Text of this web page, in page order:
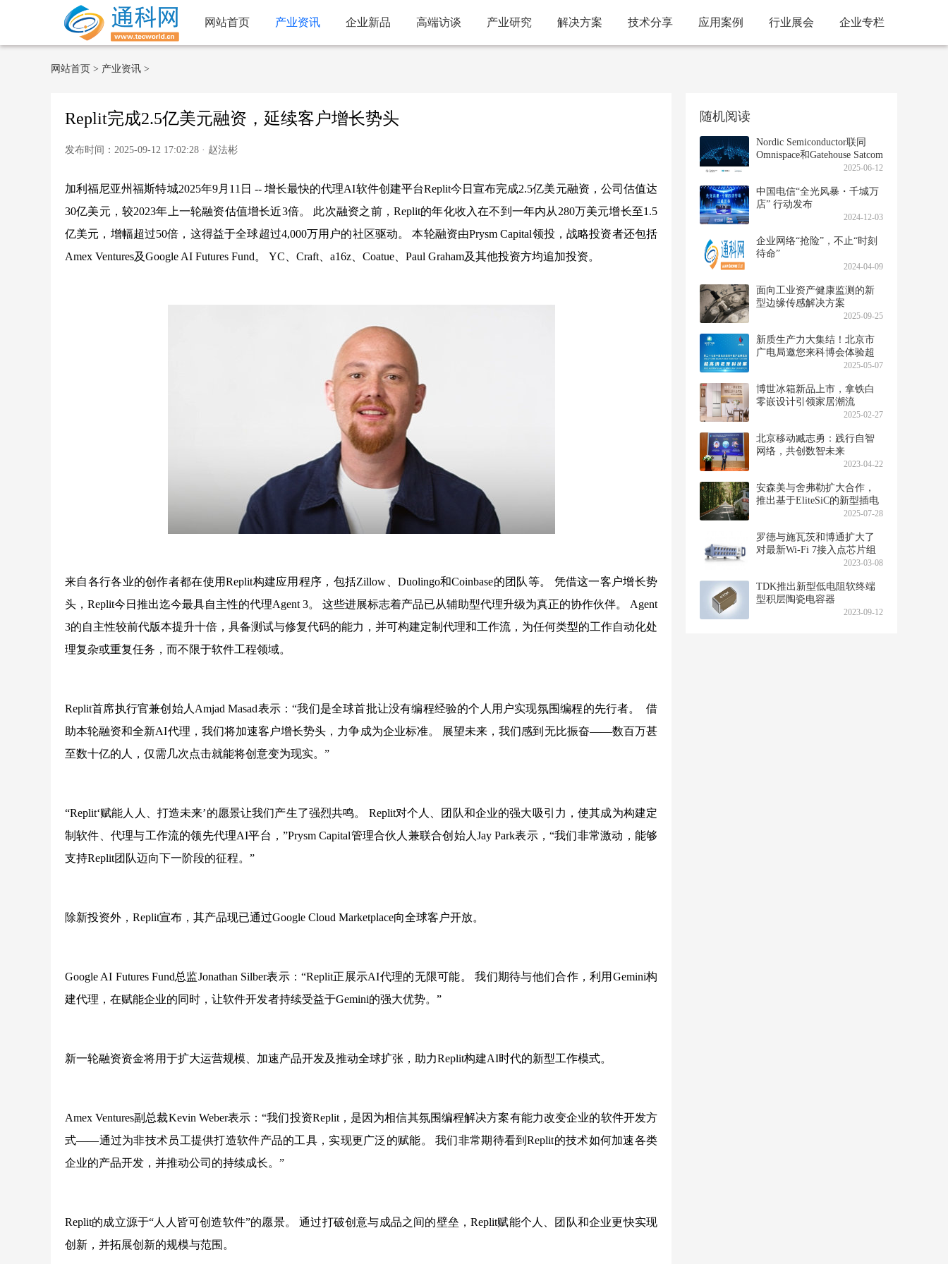
网站首页 产业资讯 企业新品 高端访谈 产业研究 解决方案 技术分享 应用案例 行业展会 企业专栏
网站首页 > 产业资讯 >
Replit完成2.5亿美元融资，延续客户增长势头
发布时间：2025-09-12 17:02:28 · 赵法彬
加利福尼亚州福斯特城2025年9月11日 -- 增长最快的代理AI软件创建平台Replit今日宣布完成2.5亿美元融资，公司估值达
30亿美元，较2023年上一轮融资估值增长近3倍。 此次融资之前，Replit的年化收入在不到一年内从280万美元增长至1.5
亿美元，增幅超过50倍，这得益于全球超过4,000万用户的社区驱动。 本轮融资由Prysm Capital领投，战略投资者还包括
Amex Ventures及Google AI Futures Fund。 YC、Craft、a16z、Coatue、Paul Graham及其他投资方均追加投资。
来自各行各业的创作者都在使用Replit构建应用程序，包括Zillow、Duolingo和Coinbase的团队等。 凭借这一客户增长势
头，Replit今日推出迄今最具自主性的代理Agent 3。 这些进展标志着产品已从辅助型代理升级为真正的协作伙伴。 Agent
3的自主性较前代版本提升十倍，具备测试与修复代码的能力，并可构建定制代理和工作流，为任何类型的工作自动化处
理复杂或重复任务，而不限于软件工程领域。
Replit首席执行官兼创始人Amjad Masad表示：“我们是全球首批让没有编程经验的个人用户实现氛围编程的先行者。 借
助本轮融资和全新AI代理，我们将加速客户增长势头，力争成为企业标准。 展望未来，我们感到无比振奋——数百万甚
至数十亿的人，仅需几次点击就能将创意变为现实。”
“Replit‘赋能人人、打造未来’的愿景让我们产生了强烈共鸣。 Replit对个人、团队和企业的强大吸引力，使其成为构建定
制软件、代理与工作流的领先代理AI平台，”Prysm Capital管理合伙人兼联合创始人Jay Park表示，“我们非常激动，能够
支持Replit团队迈向下一阶段的征程。”
除新投资外，Replit宣布，其产品现已通过Google Cloud Marketplace向全球客户开放。
Google AI Futures Fund总监Jonathan Silber表示：“Replit正展示AI代理的无限可能。 我们期待与他们合作，利用Gemini构
建代理，在赋能企业的同时，让软件开发者持续受益于Gemini的强大优势。”
新一轮融资资金将用于扩大运营规模、加速产品开发及推动全球扩张，助力Replit构建AI时代的新型工作模式。
Amex Ventures副总裁Kevin Weber表示：“我们投资Replit，是因为相信其氛围编程解决方案有能力改变企业的软件开发方
式——通过为非技术员工提供打造软件产品的工具，实现更广泛的赋能。 我们非常期待看到Replit的技术如何加速各类
企业的产品开发，并推动公司的持续成长。”
Replit的成立源于“人人皆可创造软件”的愿景。 通过打破创意与成品之间的壁垒，Replit赋能个人、团队和企业更快实现
创新，并拓展创新的规模与范围。
随机阅读
Nordic Semiconductor联同
Omnispace和Gatehouse Satcom
完成5G NB-IoT卫星演示2025-06-12
中国电信“全光风暴・千城万
店” 行动发布
2024-12-03
企业网络“抢险”，不止“时刻
待命”
2024-04-09
面向工业资产健康监测的新
型边缘传感解决方案
2025-09-25
新质生产力大集结！北京市
广电局邀您来科博会体验超
2025-05-07
博世冰箱新品上市，拿铁白
零嵌设计引领家居潮流
2025-02-27
北京移动臧志勇：践行自智
网络，共创数智未来
2023-04-22
安森美与舍弗勒扩大合作，
推出基于EliteSiC的新型插电
式混合动力汽车平台2025-07-28
罗德与施瓦茨和博通扩大了
对最新Wi-Fi 7接入点芯片组
2023-03-08
TDK推出新型低电阻软终端
型积层陶瓷电容器
2023-09-12